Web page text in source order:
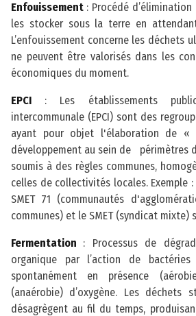
Enfouissement : Procédé
les stocker sous la terre en
L’enfouissement concerne les déchets
ne peuvent être valorisés dans les
économiques du moment.
EPCI : Les établissements
intercommunale (EPCI) sont des
ayant pour objet l'élaboration de «
développement au sein de périmètres
soumis à des règles communes,
celles de collectivités locales. Exemple
SMET 71 (communautés
communes) et le SMET (syndicat mixte)
Fermentation : Processus de
organique par l’action de
spontanément en présence
(anaérobie) d’oxygène. Les déchets
désagrègent au fil du temps,